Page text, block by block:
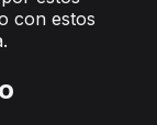
con estos